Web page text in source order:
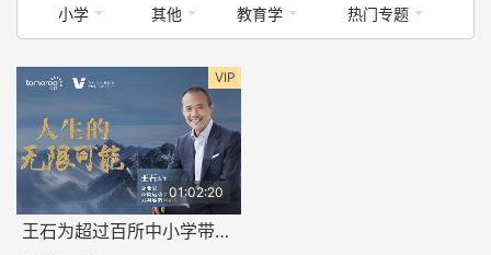
小学 其他 教育学 热门专题
VIP
01:02:20
王石为超过百所中小学带来精彩课程：人生的无限可能